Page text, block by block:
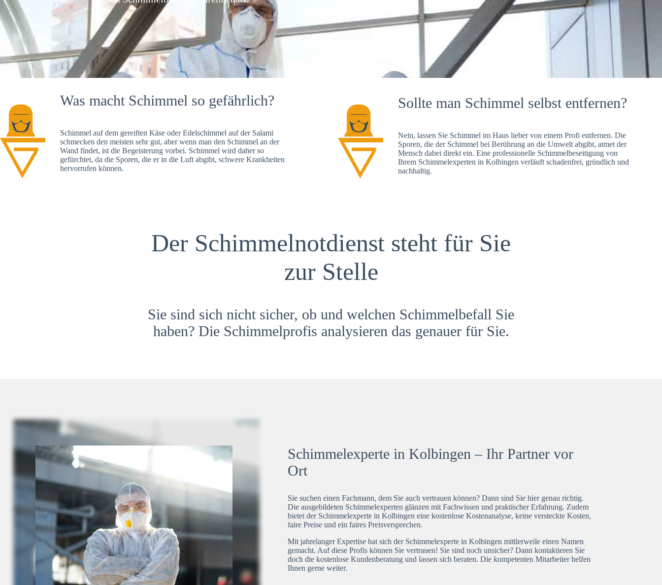
Was macht Schimmel so gefährlich?
Schimmel auf dem gereiften Käse oder Edelschimmel auf der Salami
schmecken den meisten sehr gut, aber wenn man den Schimmel an der
Wand findet, ist die Begeisterung vorbei. Schimmel wird daher so
gefürchtet, da die Sporen, die er in die Luft abgibt, schwere Krankheiten
hervorrufen können.
Sollte man Schimmel selbst entfernen?
Nein, lassen Sie Schimmel im Haus lieber von einem Profi entfernen. Die
Sporen, die der Schimmel bei Berührung an die Umwelt abgibt, atmet der
Mensch dabei direkt ein. Eine professionelle Schimmelbeseitigung von
Ihrem Schimmelexperten in Kolbingen verläuft schadenfrei, gründlich und
nachhaltig.
Der Schimmelnotdienst steht für Sie
zur Stelle
Sie sind sich nicht sicher, ob und welchen Schimmelbefall Sie
haben? Die Schimmelprofis analysieren das genauer für Sie.
Schimmelexperte in Kolbingen – Ihr Partner vor
Ort
Sie suchen einen Fachmann, dem Sie auch vertrauen können? Dann sind Sie hier genau richtig.
Die ausgebildeten Schimmelexperten glänzen mit Fachwissen und praktischer Erfahrung. Zudem
bietet der Schimmelexperte in Kolbingen eine kostenlose Kostenanalyse, keine versteckte Kosten,
faire Preise und ein faires Preisversprechen.
Mit jahrelanger Expertise hat sich der Schimmelexperte in Kolbingen mittlerweile einen Namen
gemacht. Auf diese Profis können Sie vertrauen! Sie sind noch unsicher? Dann kontaktieren Sie
doch die kostenlose Kundenberatung und lassen sich beraten. Die kompetenten Mitarbeiter helfen
Ihnen gerne weiter.